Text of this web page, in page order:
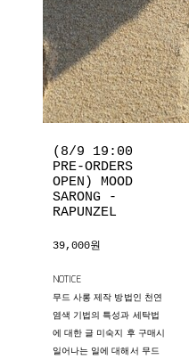
(8/9 19:00
PRE-ORDERS
OPEN) MOOD
SARONG -
RAPUNZEL
39,000원
NOTICE
무드 사롱 제작 방법인 천연
염색 기법의 특성과 세탁법
에 대한 글 미숙지 후 구매시
일어나는 일에 대해서 무드